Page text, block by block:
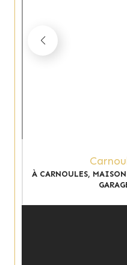
À CARNOULES, MAISON